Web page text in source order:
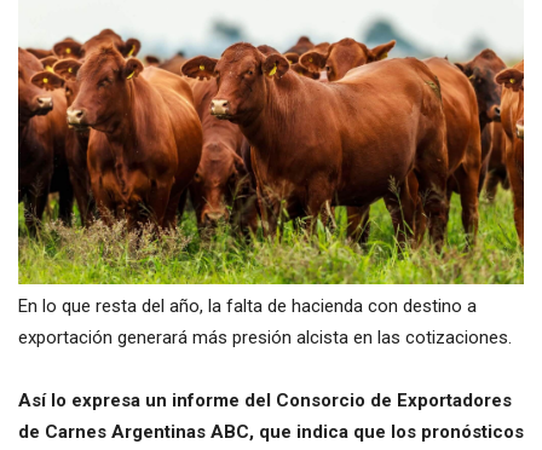
En lo que resta del año, la falta de hacienda con destino a
exportación generará más presión alcista en las cotizaciones.
Así lo expresa un informe del Consorcio de Exportadores
de Carnes Argentinas ABC, que indica que los pronósticos